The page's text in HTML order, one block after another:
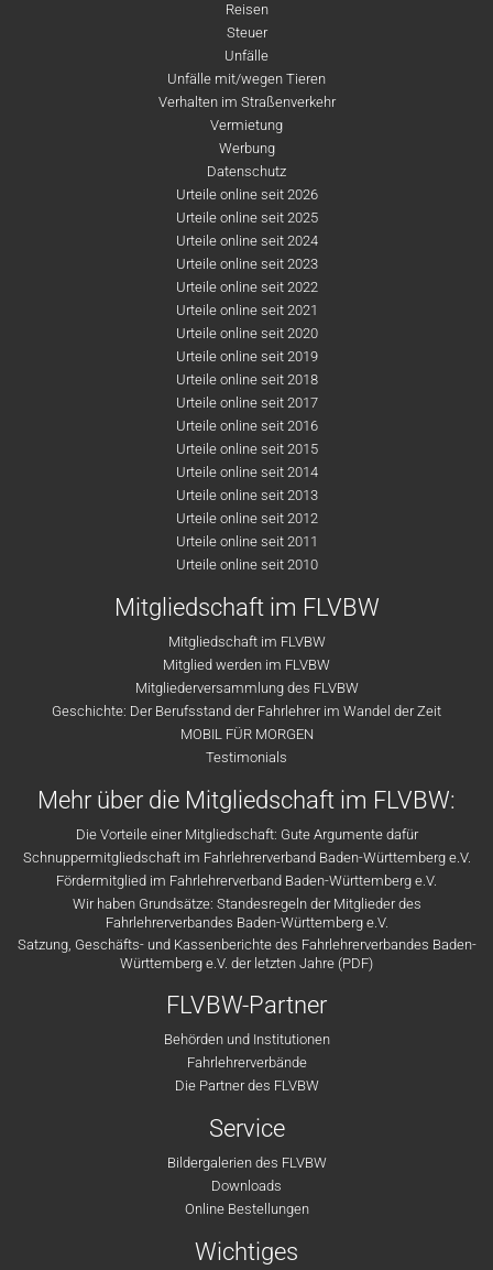
Reisen
Steuer
Unfälle
Unfälle mit/wegen Tieren
Verhalten im Straßenverkehr
Vermietung
Werbung
Datenschutz
Urteile online seit 2026
Urteile online seit 2025
Urteile online seit 2024
Urteile online seit 2023
Urteile online seit 2022
Urteile online seit 2021
Urteile online seit 2020
Urteile online seit 2019
Urteile online seit 2018
Urteile online seit 2017
Urteile online seit 2016
Urteile online seit 2015
Urteile online seit 2014
Urteile online seit 2013
Urteile online seit 2012
Urteile online seit 2011
Urteile online seit 2010
Mitgliedschaft im FLVBW
Mitgliedschaft im FLVBW
Mitglied werden im FLVBW
Mitgliederversammlung des FLVBW
Geschichte: Der Berufsstand der Fahrlehrer im Wandel der Zeit
MOBIL FÜR MORGEN
Testimonials
Mehr über die Mitgliedschaft im FLVBW:
Die Vorteile einer Mitgliedschaft: Gute Argumente dafür
Schnuppermitgliedschaft im Fahrlehrerverband Baden-Württemberg e.V.
Fördermitglied im Fahrlehrerverband Baden-Württemberg e.V.
Wir haben Grundsätze: Standesregeln der Mitglieder des
Fahrlehrerverbandes Baden-Württemberg e.V.
Satzung, Geschäfts- und Kassenberichte des Fahrlehrerverbandes Baden-
Württemberg e.V. der letzten Jahre (PDF)
FLVBW-Partner
Behörden und Institutionen
Fahrlehrerverbände
Die Partner des FLVBW
Service
Bildergalerien des FLVBW
Downloads
Online Bestellungen
Wichtiges